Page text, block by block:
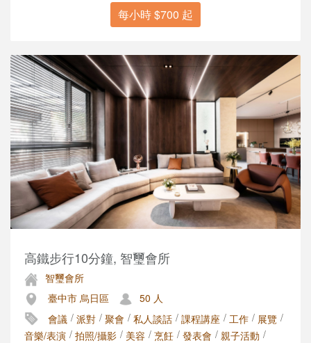
每小時 $700 起
高鐵步行10分鐘, 智璽會所
智璽會所
臺中市 烏日區
50 人
會議 / 派對 / 聚會 / 私人談話 / 課程講座 / 工作 / 展覽 /
音樂/表演 / 拍照/攝影 / 美容 / 烹飪 / 發表會 / 親子活動 /